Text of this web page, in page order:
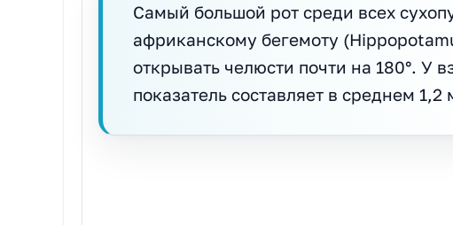
Самый большой рот среди всех
африканскому бегемоту
открывать челюсти почти на 180°. У
показатель составляет в среднем 1,2